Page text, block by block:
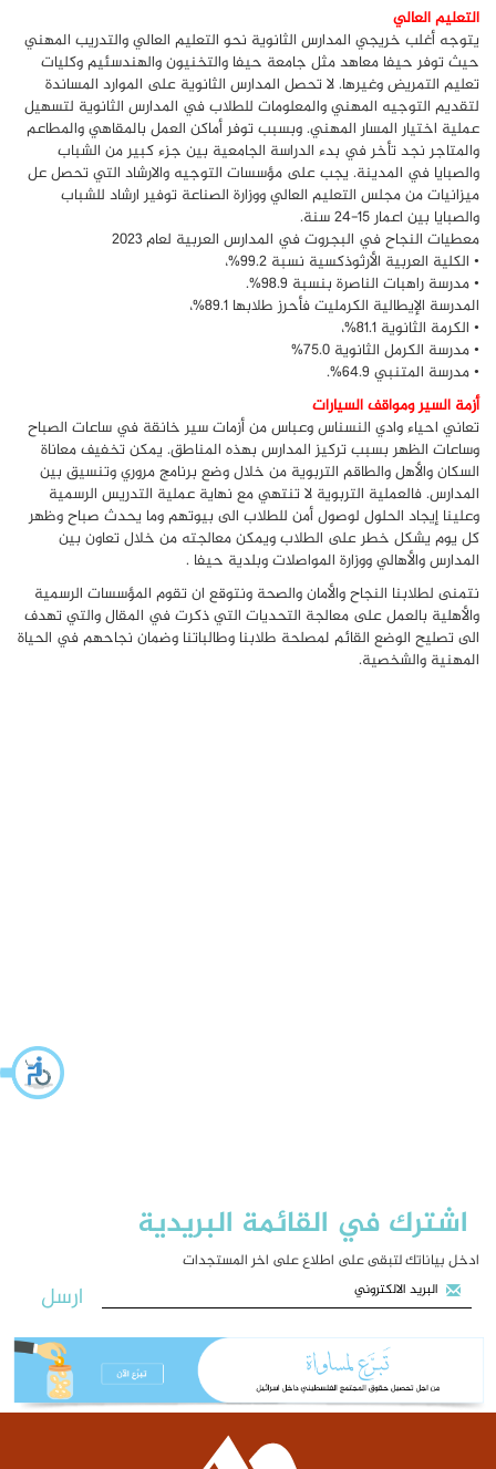
التعليم العالي
يتوجه أغلب خريجي المدارس الثانوية نحو التعليم العالي والتدريب المهني
حيث توفر حيفا معاهد مثل جامعة حيفا والتخنيون والهندسئيم وكليات
تعليم التمريض وغيرها. لا تحصل المدارس الثانوية على الموارد المساندة
لتقديم التوجيه المهني والمعلومات للطلاب في المدارس الثانوية لتسهيل
عملية اختيار المسار المهني. وبسبب توفر أماكن العمل بالمقاهي والمطاعم
والمتاجر نجد تأخر في بدء الدراسة الجامعية بين جزء كبير من الشباب
والصبايا في المدينة. يجب على مؤسسات التوجيه والارشاد التي تحصل عل
ميزانيات من مجلس التعليم العالي ووزارة الصناعة توفير ارشاد للشباب
والصبايا بين اعمار 15-24 سنة.
معطيات النجاح في البجروت في المدارس العربية لعام 2023
• الكلية العربية الأرثوذكسية نسبة 99.2%،
• مدرسة راهبات الناصرة بنسبة 98.9%.
المدرسة الإيطالية الكرمليت فأحرز طلابها 89.1%،
• الكرمة الثانوية 81.1%،
• مدرسة الكرمل الثانوية 75.0%
• مدرسة المتنبي 64.9%.
أزمة السير ومواقف السيارات
تعاني احياء وادي النسناس وعباس من أزمات سير خانقة في ساعات الصباح
وساعات الظهر بسبب تركيز المدارس بهذه المناطق. يمكن تخفيف معاناة
السكان والأهل والطاقم التربوية من خلال وضع برنامج مروري وتنسيق بين
المدارس. فالعملية التربوية لا تنتهي مع نهاية عملية التدريس الرسمية
وعلينا إيجاد الحلول لوصول أمن للطلاب الى بيوتهم وما يحدث صباح وظهر
كل يوم يشكل خطر على الطلاب ويمكن معالجته من خلال تعاون بين
المدارس والأهالي ووزارة المواصلات وبلدية حيفا .
نتمنى لطلابنا النجاح والأمان والصحة ونتوقع ان تقوم المؤسسات الرسمية
والأهلية بالعمل على معالجة التحديات التي ذكرت في المقال والتي تهدف
الى تصليح الوضع القائم لمصلحة طلابنا وطالباتنا وضمان نجاحهم في الحياة
المهنية والشخصية.
اشترك في القائمة البريدية
ادخل بياناتك لتبقى على اطلاع على اخر المستجدات
ارسل